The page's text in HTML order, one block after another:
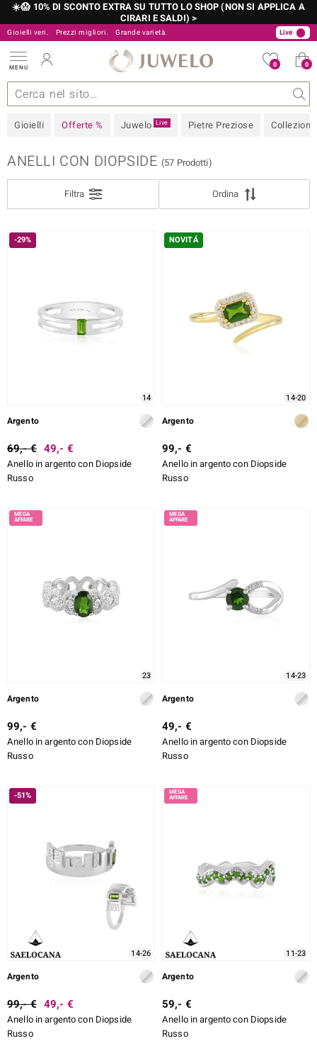
☀️😱 10% DI SCONTO EXTRA SU TUTTO LO SHOP (NON SI APPLICA A
CIRARI E SALDI) >
Gioielli veri. Prezzi migliori. Grande varietà.
800 986 787 Live
MENU 0 0
Gioielli Offerte % JuweloLive Pietre Preziose Collezioni
Metallo prezioso
Pietre preziose
SELECTION
Informazioni generali
ANELLI CON DIOPSIDE (57 Prodotti)
Ordina
Filtra
VARIETÀ DELLE GEMME
COLORE
PREZZO
MISURA ANELLO
DESIGN
Chiudi
-29%
14
Argento
69,- € 49,- €
Anello in argento con Diopside
Russo
NOVITÁ
14-20
Argento
99,- €
Anello in argento con Diopside
Russo
23
Argento
99,- €
Anello in argento con Diopside
Russo
14-23
Argento
49,- €
Anello in argento con Diopside
Russo
-51%
14-26
Argento
99,- € 49,- €
Anello in argento con Diopside
Russo
11-23
Argento
59,- €
Anello in argento con Diopside
Russo